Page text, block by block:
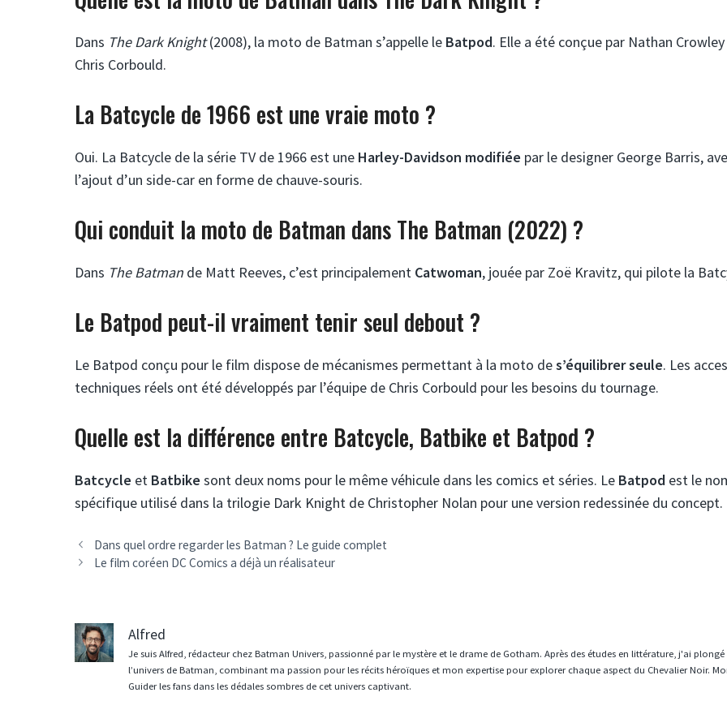
Dans The Dark Knight(2008), la moto de Batman s’appelle le Batpod. Elle a été conçue par Nathan
Chris Corbould.
La Batcycle de 1966 est une vraie moto ?
Oui. La Batcycle de la série TV de 1966 est une Harley-Davidson modifiée par le designer George Barris,
l’ajout d’un side-car en forme de chauve-souris.
Qui conduit la moto de Batman dans The Batman (2022) ?
Dans The Batman de Matt Reeves, c’est principalement Catwoman, jouée par Zoë Kravitz, qui pilote la
Le Batpod peut-il vraiment tenir seul debout ?
Le Batpod conçu pour le film dispose de mécanismes permettant à la moto des’équilibrer seule. Les
techniques réels ont été développés par l’équipe de Chris Corbould pour les besoins du tournage.
Quelle est la différence entre Batcycle, Batbike et Batpod ?
Batcycle et Batbike sont deux noms pour le même véhicule dans les comics et séries. Le Batpod est le
spécifique utilisé dans la trilogie Dark Knight de Christopher Nolan pour une version redessinée du concept.
Dans quel ordre regarder les Batman ? Le guide complet
Le film coréen DC Comics a déjà un réalisateur
Alfred
Je suis Alfred, rédacteur chez Batman Univers, passionné par le mystère et le drame de Gotham. Après des études en littérature, j'ai plongé
l’univers de Batman, combinant ma passion pour les récits héroïques et mon expertise pour explorer chaque aspect du Chevalier Noir.
Guider les fans dans les dédales sombres de cet univers captivant.